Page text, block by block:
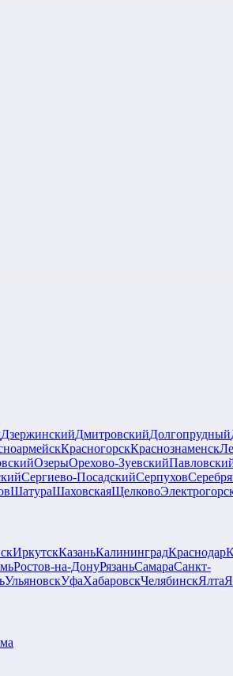
ДзержинскийДмитровскийДолгопрудный
КрасногорскКраснознаменск
ОзерыОрехово-Зуевский
Сергиево-ПосадскийСерпухов
ШатураШаховскаяЩелково
ИркутскКазаньКалининградКраснодар
Ростов-на-ДонуРязаньСамараСанкт-
УльяновскУфаХабаровскЧелябинскЯлта